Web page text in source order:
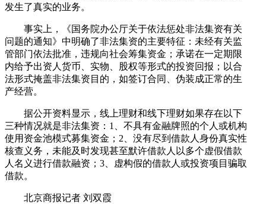
发生了真实的业务。
事实上，《国务院办公厅关于依法惩处非法集资有关
问题的通知》中明确了非法集资的主要特征：未经有关监
管部门依法批准，违规向社会筹集资金；承诺在一定期限
内给予出资人货币、实物、股权等形式的投资回报；以合
法形式掩盖非法集资目的，如签订合同、伪装成正常的生
产经营。
据公开资料显示，线上理财和线下理财如果存在以下
三种情况就是非法集资：1、不具有金融牌照的个人或机构
使用资金池模式募集资金；2、没有尽到借款人身份真实性
核查义务，未能及时发现甚至默许借款人以多个虚假借款
人名义进行借款融资；3、虚构假的借款人或投资项目骗取
借款。
北京商报记者 刘双霞